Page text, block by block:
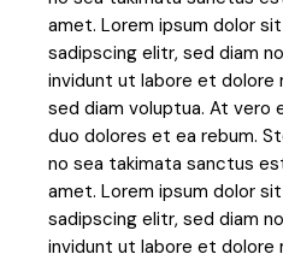
amet. Lorem ipsum dolor
sadipscing elitr, sed diam
invidunt ut labore et dolore
sed diam voluptua. At
duo dolores et ea rebum.
no sea takimata sanctus
amet. Lorem ipsum dolor
sadipscing elitr, sed diam
invidunt ut labore et dolore